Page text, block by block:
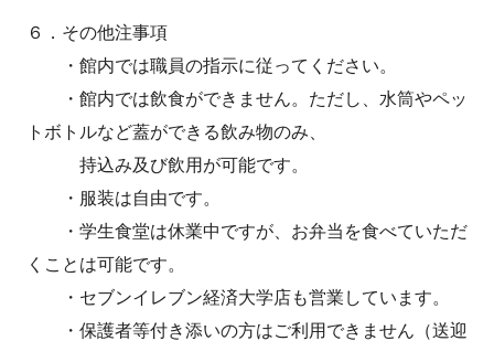
６．その他注事項
・館内では職員の指示に従ってください。
・館内では飲食ができません。ただし、水筒やペッ
トボトルなど蓋ができる飲み物のみ、
持込み及び飲用が可能です。
・服装は自由です。
・学生食堂は休業中ですが、お弁当を食べていただ
くことは可能です。
・セブンイレブン経済大学店も営業しています。
・保護者等付き添いの方はご利用できません（送迎